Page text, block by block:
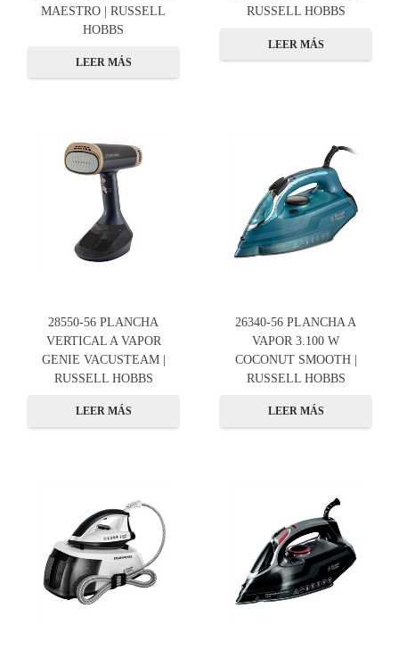
MAESTRO | RUSSELL
HOBBS
LEER MÁS
RUSSELL HOBBS
LEER MÁS
28550-56 PLANCHA
VERTICAL A VAPOR
GENIE VACUSTEAM |
RUSSELL HOBBS
LEER MÁS
26340-56 PLANCHA A
VAPOR 3.100 W
COCONUT SMOOTH |
RUSSELL HOBBS
LEER MÁS